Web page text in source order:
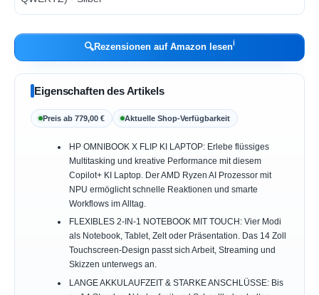
🔍Rezensionen auf Amazon lesenℹ︎
Eigenschaften des Artikels
Preis ab 779,00 € Aktuelle Shop-Verfügbarkeit
HP OMNIBOOK X FLIP KI LAPTOP: Erlebe flüssiges
Multitasking und kreative Performance mit diesem
Copilot+ KI Laptop. Der AMD Ryzen AI Prozessor mit
NPU ermöglicht schnelle Reaktionen und smarte
Workflows im Alltag.
FLEXIBLES 2‑IN‑1 NOTEBOOK MIT TOUCH: Vier Modi
als Notebook, Tablet, Zelt oder Präsentation. Das 14 Zoll
Touchscreen‑Design passt sich Arbeit, Streaming und
Skizzen unterwegs an.
LANGE AKKULAUFZEIT & STARKE ANSCHLÜSSE: Bis